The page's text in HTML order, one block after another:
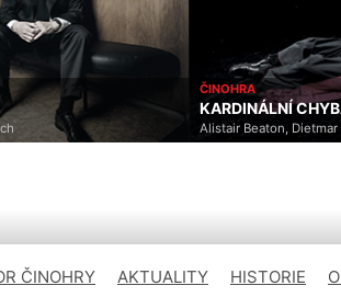
ČINOHRA
KARDINÁLNÍ
Alistair Beaton, Dietmar
ČINOHRY AKTUALITY HISTORIE